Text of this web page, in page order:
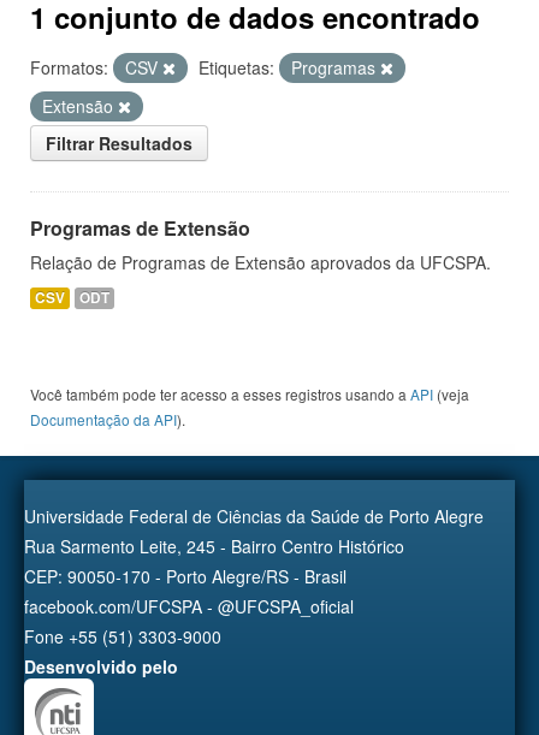
1 conjunto de dados encontrado
Formatos: CSV Etiquetas:
Programas
Extensão
Filtrar Resultados
Programas de Extensão
Relação de Programas de Extensão aprovados da UFCSPA.
CSV ODT
Você também pode ter acesso a esses registros usando a API (veja
Documentação da API).
Universidade Federal de Ciências da Saúde de Porto Alegre
Rua Sarmento Leite, 245 - Bairro Centro Histórico
CEP: 90050-170 - Porto Alegre/RS - Brasil
facebook.com/UFCSPA - @UFCSPA_oficial
Fone +55 (51) 3303-9000
Desenvolvido pelo